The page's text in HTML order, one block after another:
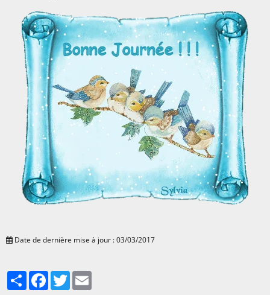
Date de dernière mise à jour : 03/03/2017
PartagerFacebook
Twitter